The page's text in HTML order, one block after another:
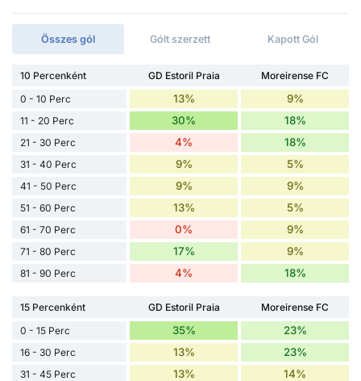
Összes gól Gólt szerzett Kapott Gól
10 Percenként GD Estoril Praia
Moreirense FC
0 - 10 Perc
13% 9%
11 - 20 Perc 30% 18%
21 - 30 Perc 4% 18%
31 - 40 Perc 9% 5%
41 - 50 Perc 9% 9%
51 - 60 Perc 13% 5%
61 - 70 Perc 0% 9%
71 - 80 Perc 17% 9%
81 - 90 Perc 4% 18%
15 Percenként GD Estoril Praia
Moreirense FC
0 - 15 Perc
35% 23%
16 - 30 Perc 13% 23%
31 - 45 Perc 13% 14%